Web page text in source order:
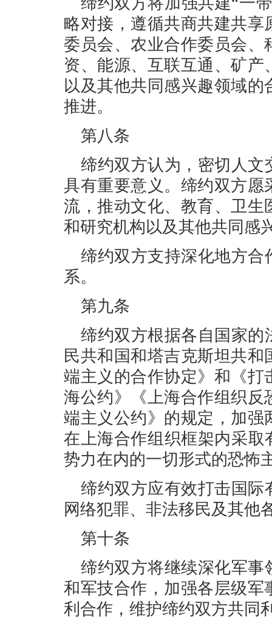
略对接，遵循共商共建共
委员会、农业合作委员会
资、能源、互联互通、矿
以及其他共同感兴趣领域
推进。
第八条
缔约双方认为，密切人文
具有重要意义。缔约双方
流，推动文化、教育、卫
和研究机构以及其他共同感
缔约双方支持深化地方合
系。
第九条
缔约双方根据各自国家的
民共和国和塔吉克斯坦共
端主义的合作协定》和《
海公约》《上海合作组织
端主义公约》的规定，加
在上海合作组织框架内采取
势力在内的一切形式的恐怖
缔约双方应有效打击国际
网络犯罪、非法移民及其他
第十条
缔约双方将继续深化军事
和军技合作，加强各层级
利合作，维护缔约双方共同